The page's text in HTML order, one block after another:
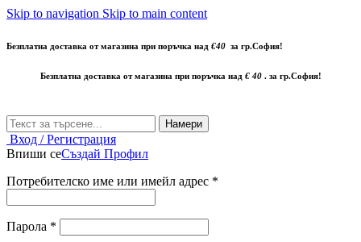
Skip to navigation Skip to main content
Безплатна доставка от магазина при поръчка над €40 за гр.София!
Безплатна доставка от магазина при поръчка над € 40 . за гр.София!
Намери
Вход / Регистрация
Впиши сеСъздай Профил
Потребителско име или имейл адрес *
Парола *